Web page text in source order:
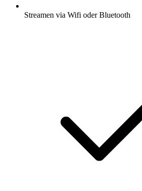
Streamen via Wifi oder Bluetooth